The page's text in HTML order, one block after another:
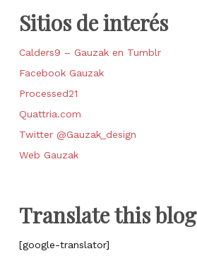
Sitios de interés
Calders9 – Gauzak en Tumblr
Facebook Gauzak
Processed21
Quattria.com
Twitter @Gauzak_design
Web Gauzak
Translate this blog
[google-translator]